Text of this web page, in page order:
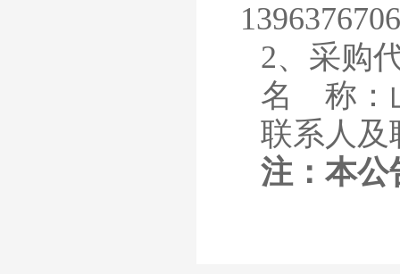
2、 采购
名
称：
联系人及
注：本公